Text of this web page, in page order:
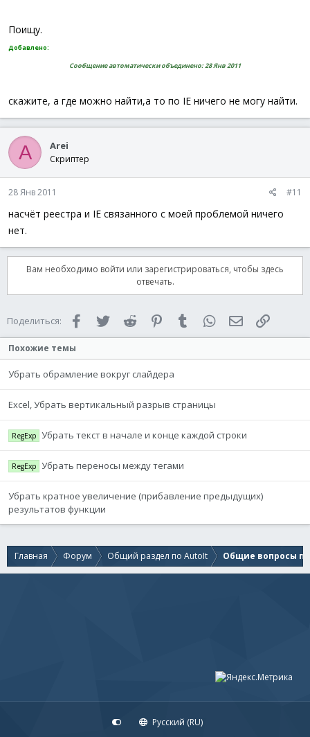
Поищу.
Добавлено:
Сообщение автоматически объединено:28 Янв 2011
скажите, а где можно найти,а то по IE ничего не могу найти.
A Arei
Скриптер
28 Янв 2011 #11
насчёт реестра и IE связанного с моей проблемой ничего
нет.
Вам необходимо войти или зарегистрироваться, чтобы здесь
отвечать.
Поделиться: FacebookTwitter Reddit PinterestTumblr WhatsAppЭлектронная
Похожие темы
Убрать обрамление вокруг слайдера
Excel, Убрать вертикальный разрыв страницы
RegExp Убрать текст в начале и конце каждой строки
RegExp Убрать переносы между тегами
Убрать кратное увеличение (прибавление предыдущих)
результатов функции
Главная Форум Общий раздел по AutoIt Общие вопросы
Русский (RU)